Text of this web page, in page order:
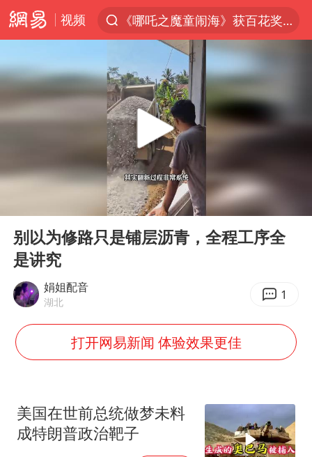
视频
《哪吒之魔童闹海》获百花奖最佳影片
重大涉诈逃犯檀某落网
台湾不是国家不存在“国格”
哥伦比亚强震已致超20人死亡
哥伦比亚发生7.5级地震
上海将苏州河水强排至黄浦江
易烊千玺金鸡百花双料影帝
伊朗最高领袖将任命数名高级指挥官
广岛长崎的昨天未必不会是日本的明天
Play
00:22
别以为修路只是铺层沥青，全程工序全
是讲究
娟姐配音
湖北 1
打开网易新闻 体验效果更佳
美国在世前总统做梦未料
成特朗普政治靶子